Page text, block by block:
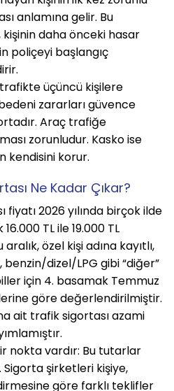
anlamına gelir. Bu
daha önceki hasar
poliçeyi başlangıç
üçüncü kişilere
zararları güvence
Araç trafiğe
zorunludur. Kasko ise
kendisini korur.
Ne Kadar Çıkar?
2026 yılında birçok ilde
TL ile 19.000 TL
özel kişi adına kayıtlı,
dizel/LPG gibi “diğer”
için 4. basamak Temmuz
göre değerlendirilmiştir.
ait trafik sigortası azami
nokta vardır: Bu tutarlar
şirketleri kişiye,
göre farklı teklifler